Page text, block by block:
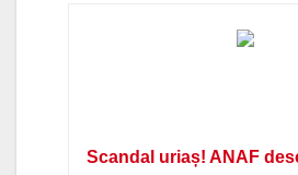
Scandal uriaș! ANAF